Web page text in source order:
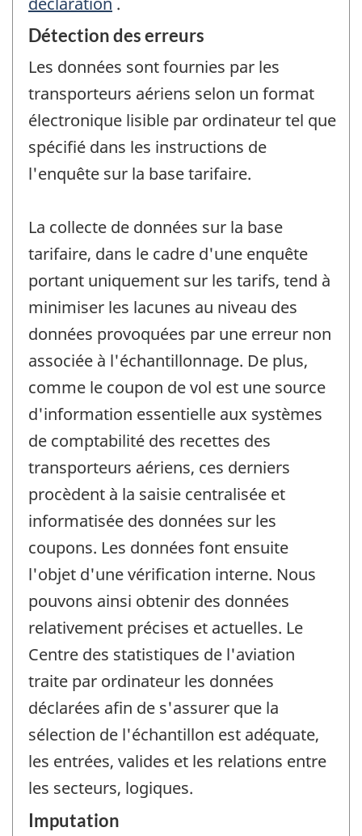
Détection des erreurs
Les données sont fournies par les
transporteurs aériens selon un format
électronique lisible par ordinateur tel que
spécifié dans les instructions de
l'enquête sur la base tarifaire.
La collecte de données sur la base
tarifaire, dans le cadre d'une enquête
portant uniquement sur les tarifs, tend à
minimiser les lacunes au niveau des
données provoquées par une erreur non
associée à l'échantillonnage. De plus,
comme le coupon de vol est une source
d'information essentielle aux systèmes
de comptabilité des recettes des
transporteurs aériens, ces derniers
procèdent à la saisie centralisée et
informatisée des données sur les
coupons. Les données font ensuite
l'objet d'une vérification interne. Nous
pouvons ainsi obtenir des données
relativement précises et actuelles. Le
Centre des statistiques de l'aviation
traite par ordinateur les données
déclarées afin de s'assurer que la
sélection de l'échantillon est adéquate,
les entrées, valides et les relations entre
les secteurs, logiques.
Imputation